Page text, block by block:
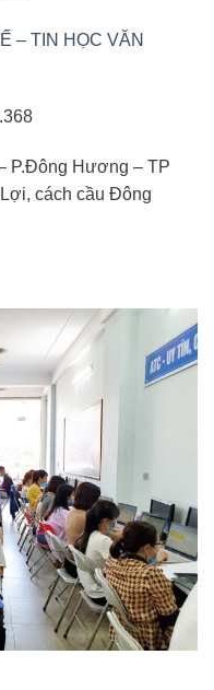
– TIN HỌC VĂN
P.Đông Hương – TP
cách cầu Đông